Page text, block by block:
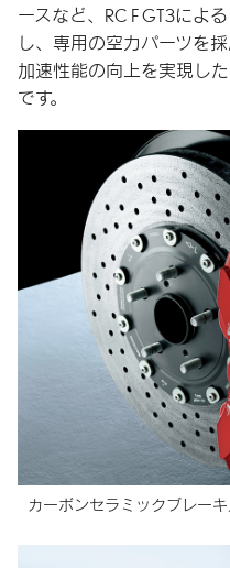
ースなど、RC F GT3によ
し、専用の空力パーツを
加速性能の向上を実現し
です。
カーボンセラミックブレーキ